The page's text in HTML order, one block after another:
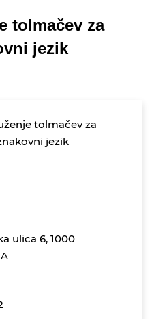
tolmačev za
jezik
tolmačev za
jezik
ulica 6, 1000